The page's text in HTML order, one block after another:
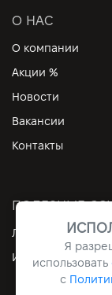
О НАС
О компании
Акции %
Новости
Вакансии
Контакты
ПОЛЕЗНЫЕ
Личный кабинет
Информация
Я
использовать
с